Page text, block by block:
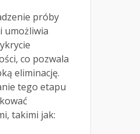
próby
umożliwia
co pozwala
eliminację.
tego etapu
takimi jak: